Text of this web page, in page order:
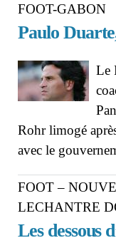
FOOT-GABON
Paulo
Le
Rohr limogé
avec le
FOOT –
LECHANTRE
Les dessous